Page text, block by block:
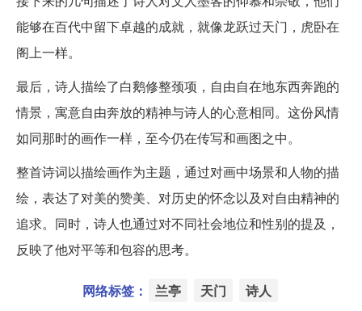
能够在百代中留下卓越的成就，就像龙跃过天门，虎卧在
阁上一样。
最后，诗人描绘了白鹅修整颈项，自由自在地东西奔跑的
情景，寓意自由奔放的精神与诗人的心意相同。这份风情
如同那时的画作一样，至今仍在传写和画图之中。
整首诗词以描绘画作为主题，通过对画中场景和人物的描
绘，表达了对美的赞美、对历史的怀念以及对自由精神的
追求。同时，诗人也通过对不同社会地位和性别的提及，
反映了他对平等和包容的思考。
网络标签： 兰亭 天门 诗人